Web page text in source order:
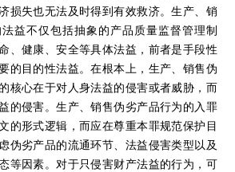
损失也无法及时得到有效救济。生产、销
益不仅包括抽象的产品质量监督管理制
、健康、安全等具体法益，前者是手段性
的目的性法益。在根本上，生产、销售伪
核心在于对人身法益的侵害或者威胁，而
的侵害。生产、销售伪劣产品行为的入罪
的形式逻辑，而应在尊重本罪规范保护目
伪劣产品的流通环节、法益侵害类型以及
等因素。对于只侵害财产法益的行为，可